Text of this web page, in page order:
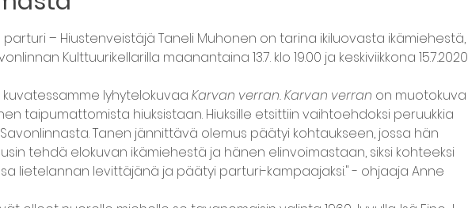
parturi – Hiustenveistäjä Taneli Muhonen on tarina ikiluovasta ikämiehestä,
Kulttuurikellarilla maanantaina 13.7. klo 19.00 ja keskiviikkona 15.7.2020
kuvatessamme lyhytelokuvaa Karvan verran. Karvan verran on muotokuva
taipumattomista hiuksistaan. Hiuksille etsittiin vaihtoehdoksi peruukkia
Tanen jännittävä olemus päätyi kohtaukseen, jossa hän
tehdä elokuvan ikämiehestä ja hänen elinvoimastaan, siksi kohteeksi
lietelannan levittäjänä ja päätyi parturi-kampaajaksi." - ohjaaja Anne